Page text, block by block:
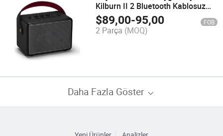
Kilburn II 2 Bluetooth Kablosuz
Taşınabilir Büyük Hoparlör ile Seri
Numarası
$89,00-95,00 FOB
2 Parça (MOQ)
Daha Fazla Göster